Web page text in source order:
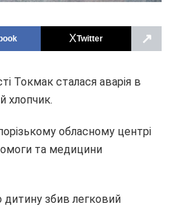
Twitter ↗
Токмак сталася аварія в
хлопчик.
обласному центрі
та медицини
дитину збив легковий